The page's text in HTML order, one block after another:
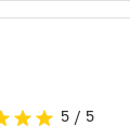
5/ 5